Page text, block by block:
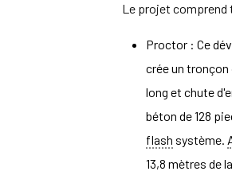
Le projet
Proctor : Ce
crée un tronçon
long et chute
béton de 128
flash système.
13,8 mètres de